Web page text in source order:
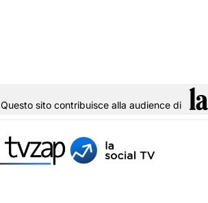
al
Questo sito contribuisce alla audience di